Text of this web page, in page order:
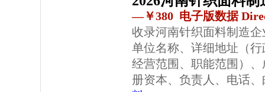
—￥380 电子版数据
收录河南针织面料制造
单位名称、详细地址（
经营范围、职能范围）
册资本、负责人、电话